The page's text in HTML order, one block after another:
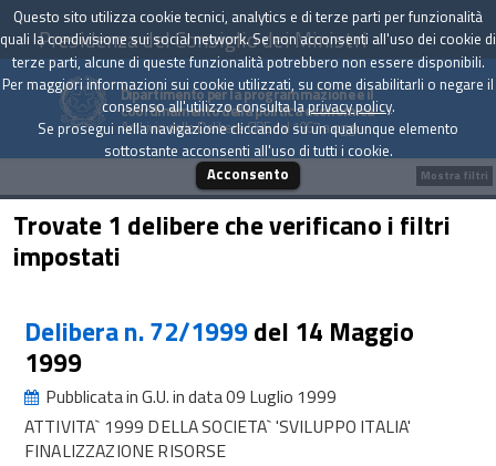
Presidenza del Consiglio dei Ministri
Dipartimento per la programmazione e il
coordinamento della politica economica
Archivio delle Delibere CIPE dal 1967 a oggi
Trovate 1 delibere che verificano i filtri
impostati
Delibera n. 72/1999del 14 Maggio
1999
Pubblicata in G.U. in data 09 Luglio 1999
ATTIVITA` 1999 DELLA SOCIETA` 'SVILUPPO ITALIA'
FINALIZZAZIONE RISORSE
Mostra filtri
Questo sito utilizza cookie tecnici, analytics e di terze parti per funzionalità
quali la condivisione sui social network. Se non acconsenti all'uso dei cookie di
terze parti, alcune di queste funzionalità potrebbero non essere disponibili.
Per maggiori informazioni sui cookie utilizzati, su come disabilitarli o negare il
consenso all'utilizzo consulta laprivacy policy.
Se prosegui nella navigazione cliccando su un qualunque elemento
sottostante acconsenti all'uso di tutti i cookie.
Acconsento